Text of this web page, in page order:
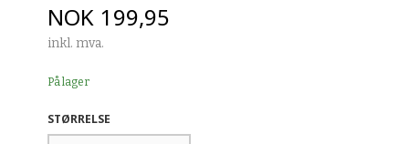
Pris
NOK 199,95
inkl. mva.
På lager
STØRRELSE